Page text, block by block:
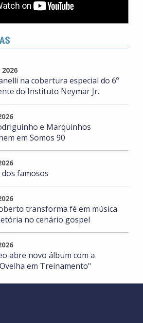
na cobertura especial do 6º
do Instituto Neymar Jr.
e Marquinhos
em Somos 90
famosos
transforma fé em música
no cenário gospel
abre novo álbum com a
em Treinamento"